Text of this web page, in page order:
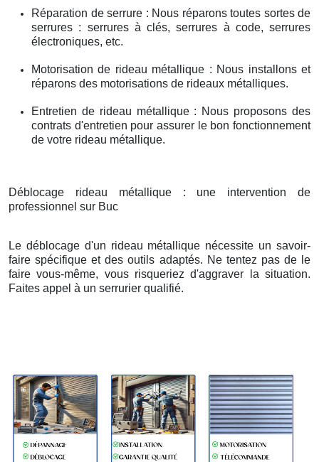
Réparation de serrure : Nous réparons toutes sortes de
serrures : serrures à clés, serrures à code, serrures
électroniques, etc.
Motorisation de rideau métallique : Nous installons et
réparons des motorisations de rideaux métalliques.
Entretien de rideau métallique : Nous proposons des
contrats d'entretien pour assurer le bon fonctionnement
de votre rideau métallique.
Déblocage rideau métallique : une intervention de
professionnel sur Buc
Le déblocage d'un rideau métallique nécessite un savoir-
faire spécifique et des outils adaptés. Ne tentez pas de le
faire vous-même, vous risqueriez d'aggraver la situation.
Faites appel à un serrurier qualifié.